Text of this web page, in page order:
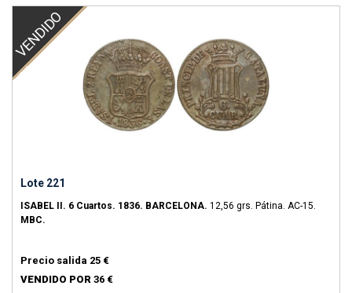
VENDIDO
Lote 221
ISABEL II. 6 Cuartos. 1836. BARCELONA. 12,56 grs. Pátina. AC-15.
MBC.
Precio salida 25 €
VENDIDO POR 36 €